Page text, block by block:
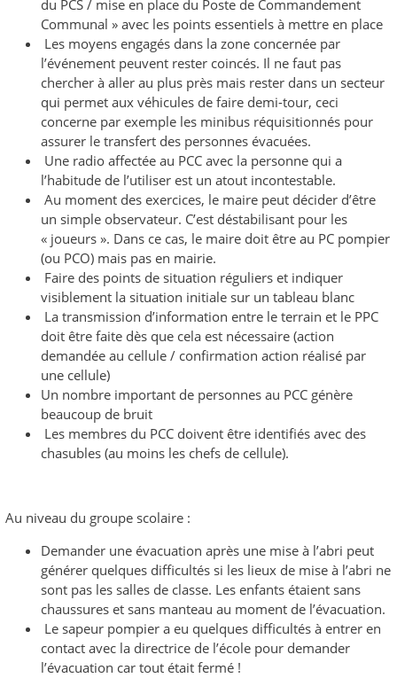
du PCS / mise en place du Poste de Commandement
Communal » avec les points essentiels à mettre en place
Les moyens engagés dans la zone concernée par
l’événement peuvent rester coincés. Il ne faut pas
chercher à aller au plus près mais rester dans un secteur
qui permet aux véhicules de faire demi-tour, ceci
concerne par exemple les minibus réquisitionnés pour
assurer le transfert des personnes évacuées.
Une radio affectée au PCC avec la personne qui a
l’habitude de l’utiliser est un atout incontestable.
Au moment des exercices, le maire peut décider d’être
un simple observateur. C’est déstabilisant pour les
« joueurs ». Dans ce cas, le maire doit être au PC pompier
(ou PCO) mais pas en mairie.
Faire des points de situation réguliers et indiquer
visiblement la situation initiale sur un tableau blanc
La transmission d’information entre le terrain et le PPC
doit être faite dès que cela est nécessaire (action
demandée au cellule / confirmation action réalisé par
une cellule)
Un nombre important de personnes au PCC génère
beaucoup de bruit
Les membres du PCC doivent être identifiés avec des
chasubles (au moins les chefs de cellule).
Au niveau du groupe scolaire :
Demander une évacuation après une mise à l’abri peut
générer quelques difficultés si les lieux de mise à l’abri ne
sont pas les salles de classe. Les enfants étaient sans
chaussures et sans manteau au moment de l’évacuation.
Le sapeur pompier a eu quelques difficultés à entrer en
contact avec la directrice de l’école pour demander
l’évacuation car tout était fermé !